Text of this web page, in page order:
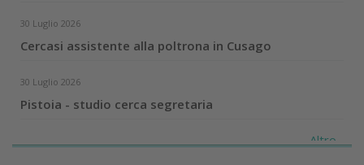
30 Luglio 2026
Cercasi assistente alla poltrona in Cusago
30 Luglio 2026
Pistoia - studio cerca segretaria
Altro...